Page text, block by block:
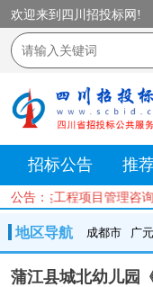
欢迎来到四川招投标网!
招标公告 推
公告：达工程项目管
地区导航 成都市 广
成都市 广元市 绵
蒲江县城北幼儿园